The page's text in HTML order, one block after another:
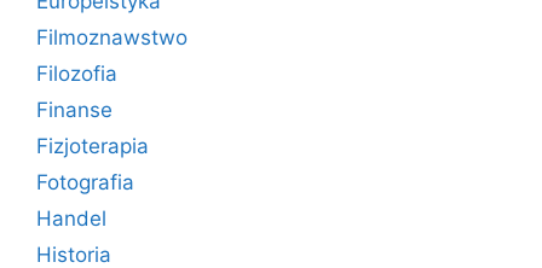
Filmoznawstwo
Filozofia
Finanse
Fizjoterapia
Fotografia
Handel
Historia